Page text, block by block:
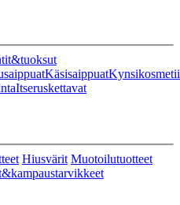
Käsisaippuat
Itseruskettavat
Hiusvärit Muotoilutuotteet